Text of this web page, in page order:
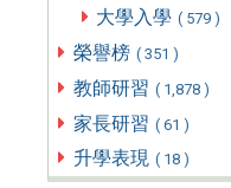
大學入學 ( 579 )
榮譽榜 ( 351 )
教師研習 ( 1,878 )
家長研習 ( 61 )
升學表現 ( 18 )